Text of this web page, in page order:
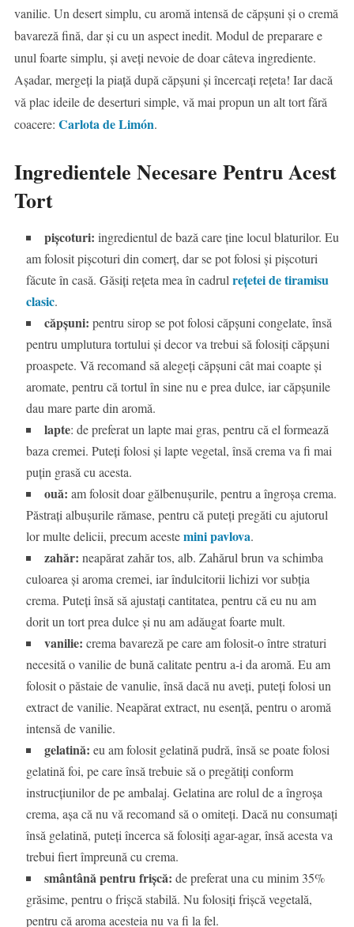
vanilie. Un desert simplu, cu aromă intensă de căpșuni și o cremă
bavareză fină, dar și cu un aspect inedit. Modul de preparare e
unul foarte simplu, și aveți nevoie de doar câteva ingrediente.
Așadar, mergeți la piață după căpșuni și încercați rețeta! Iar dacă
vă plac ideile de deserturi simple, vă mai propun un alt tort fără
coacere: Carlota de Limón.
Ingredientele Necesare Pentru Acest
Tort
pișcoturi: ingredientul de bază care ține locul blaturilor. Eu
am folosit pișcoturi din comerț, dar se pot folosi și pișcoturi
făcute în casă. Găsiți rețeta mea în cadrul rețetei de tiramisu
clasic.
căpșuni: pentru sirop se pot folosi căpșuni congelate, însă
pentru umplutura tortului și decor va trebui să folosiți căpșuni
proaspete. Vă recomand să alegeți căpșuni cât mai coapte și
aromate, pentru că tortul în sine nu e prea dulce, iar căpșunile
dau mare parte din aromă.
lapte: de preferat un lapte mai gras, pentru că el formează
baza cremei. Puteți folosi și lapte vegetal, însă crema va fi mai
puțin grasă cu acesta.
ouă: am folosit doar gălbenușurile, pentru a îngroșa crema.
Păstrați albușurile rămase, pentru că puteți pregăti cu ajutorul
lor multe delicii, precum acestemini pavlova.
zahăr: neapărat zahăr tos, alb. Zahărul brun va schimba
culoarea și aroma cremei, iar îndulcitorii lichizi vor subția
crema. Puteți însă să ajustați cantitatea, pentru că eu nu am
dorit un tort prea dulce și nu am adăugat foarte mult.
vanilie: crema bavareză pe care am folosit-o între straturi
necesită o vanilie de bună calitate pentru a-i da aromă. Eu am
folosit o păstaie de vanulie, însă dacă nu aveți, puteți folosi un
extract de vanilie. Neapărat extract, nu esență, pentru o aromă
intensă de vanilie.
gelatină: eu am folosit gelatină pudră, însă se poate folosi
gelatină foi, pe care însă trebuie să o pregătiți conform
instrucțiunilor de pe ambalaj. Gelatina are rolul de a îngroșa
crema, așa că nu vă recomand să o omiteți. Dacă nu consumați
însă gelatină, puteți încerca să folosiți agar-agar, însă acesta va
trebui fiert împreună cu crema.
smântână pentru frișcă: de preferat una cu minim 35%
grăsime, pentru o frișcă stabilă. Nu folosiți frișcă vegetală,
pentru că aroma acesteia nu va fi la fel.